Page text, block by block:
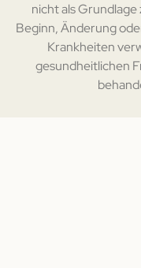
nicht als
Beginn, Änderung
Krankheiten
gesundheitlichen